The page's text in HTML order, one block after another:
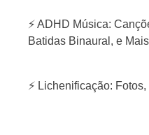
⚡ ADHD Música:
Batidas Binaural, e Mais
⚡ Lichenificação: